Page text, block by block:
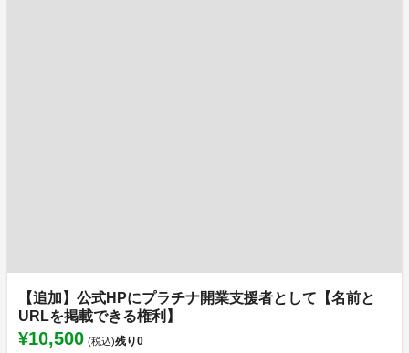
【追加】公式HPにプラチナ開業支援者として【名前と
URLを掲載できる権利】
¥10,500 (税込)残り0